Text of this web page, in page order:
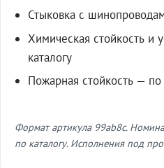
Стыковка с
Химическая стойкость и
каталогу
Пожарная стойкость —
Формат артикула 99ab8c.
по каталогу. Исполнения под